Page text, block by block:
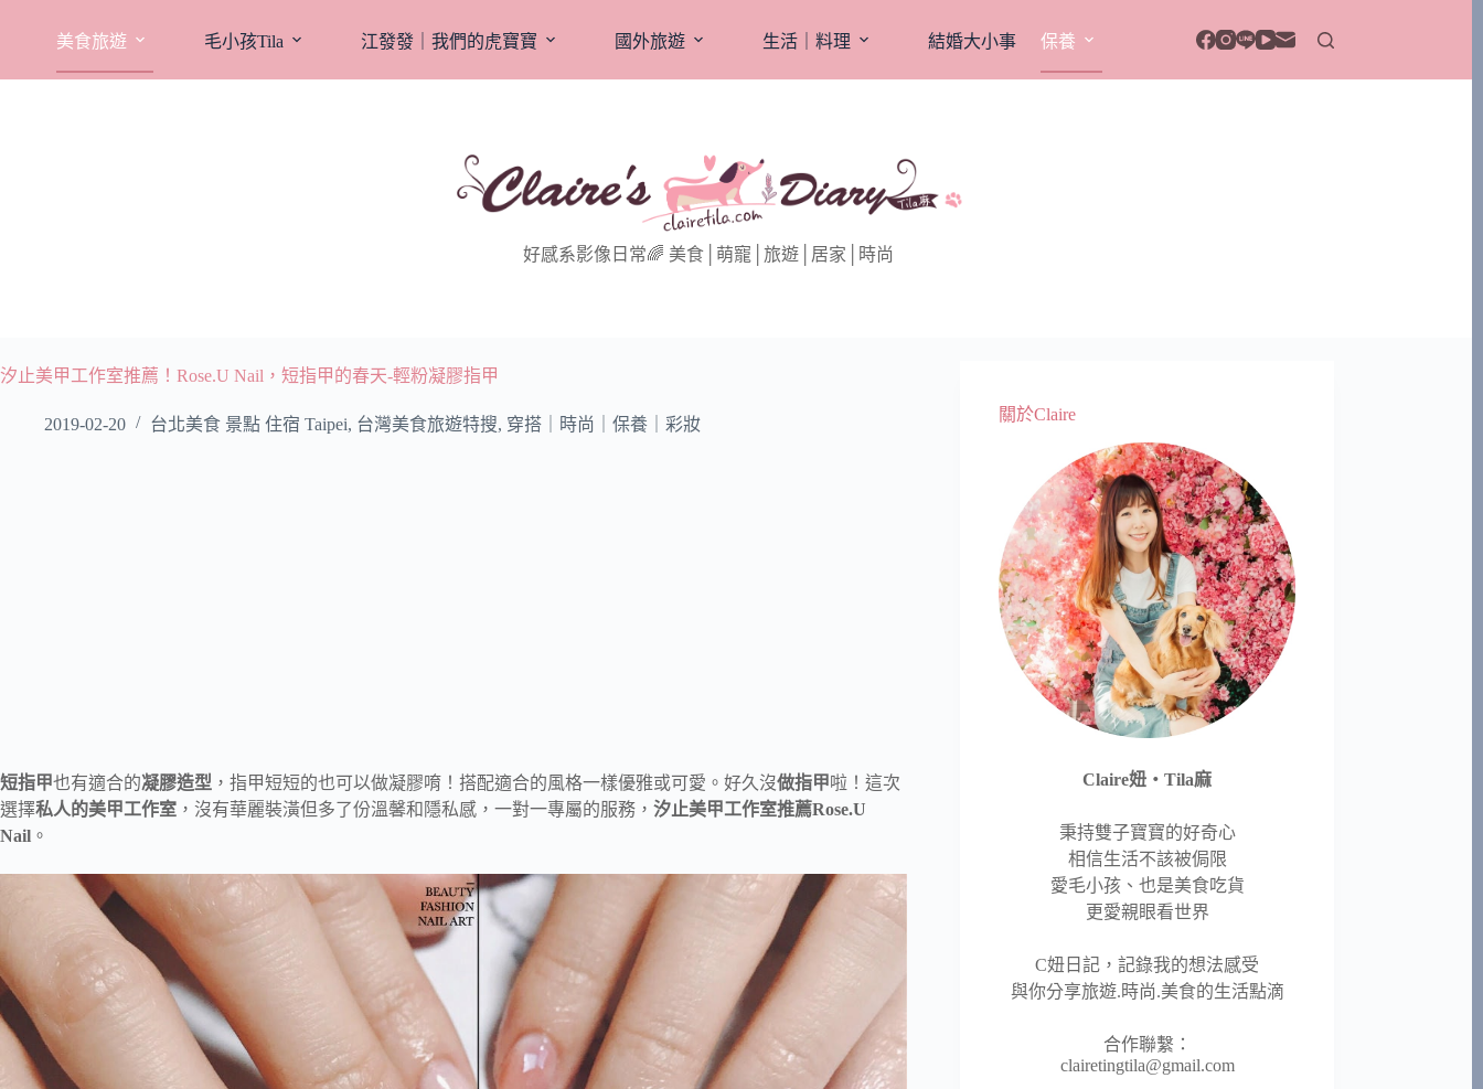
美食旅遊 毛小孩Tila 江發發｜我們的虎寶寶 國外旅遊 生活｜料理 結婚大小事 保養
好感系影像日常🌈 美食│萌寵│旅遊│居家│時尚
汐止美甲工作室推薦！Rose.U Nail，短指甲的春天-輕粉凝膠指甲
2019-02-20 台北美食 景點 住宿 Taipei, 台灣美食旅遊特搜, 穿搭｜時尚｜保養｜彩妝
短指甲也有適合的凝膠造型 ，指甲短短的也可以做凝膠唷！搭配適合的風格一樣優雅或可愛。好久沒做指甲啦！這次
選擇私人的美甲工作室 ，沒有華麗裝潢但多了份溫馨和隱私感，一對一專屬的服務， 汐止美甲工作室推薦Rose.U
Nail 。
關於Claire
Claire妞‧Tila麻
秉持雙子寶寶的好奇心
相信生活不該被侷限
愛毛小孩、也是美食吃貨
更愛親眼看世界
C妞日記，記錄我的想法感受
與你分享旅遊.時尚.美食的生活點滴
合作聯繫：
clairetingtila@gmail.com